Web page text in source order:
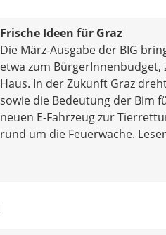
Frische Ideen für Graz
Die März-Ausgabe der BIG
etwa zum
Haus. In der Zukunft Graz
sowie die Bedeutung der Bim
neuen E-Fahrzeug zur
rund um die Feuerwache.